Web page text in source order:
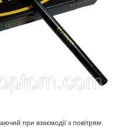
при взаємодії з повітрям.